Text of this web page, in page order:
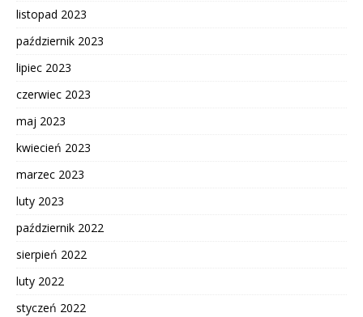
listopad 2023
październik 2023
lipiec 2023
czerwiec 2023
maj 2023
kwiecień 2023
marzec 2023
luty 2023
październik 2022
sierpień 2022
luty 2022
styczeń 2022